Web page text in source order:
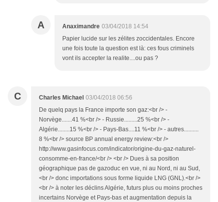
A Anaximandre 03/04/2018 14:54
Papier lucide sur les zélites zoccidentales. Encore
une fois toute la question est là: ces fous criminels
vont ils accepter la realite....ou pas ?
C Charles Michael 03/04/2018 06:56
De quelq pays la France importe son gaz:<br /> -
Norvège.......41 %<br /> - Russie.........25 %<br /> -
Algérie........15 %<br /> - Pays-Bas....11 %<br /> - autres..........
8 %<br /> source BP annual energy review:<br />
http://www.gasinfocus.com/indicator/origine-du-gaz-naturel-
consomme-en-france/<br /> <br /> Dues à sa position
géographique pas de gazoduc en vue, ni au Nord, ni au Sud,
<br /> donc importations sous forme liquide LNG (GNL).<br />
<br /> à noter les déclins Algérie, futurs plus ou moins proches
incertains Norvège et Pays-bas et augmentation depuis la